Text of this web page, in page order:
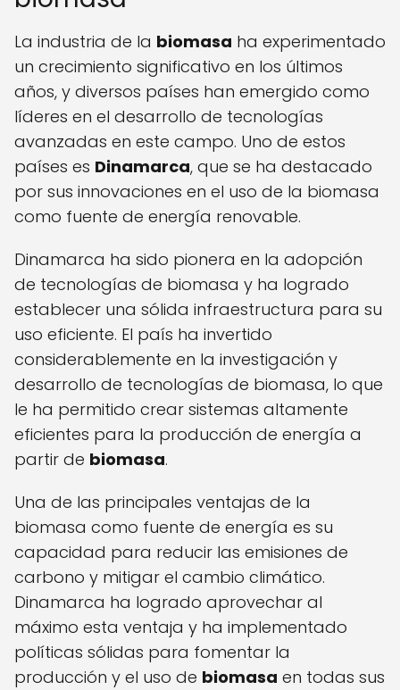
La industria de la biomasa ha experimentado
un crecimiento significativo en los últimos
años, y diversos países han emergido como
líderes en el desarrollo de tecnologías
avanzadas en este campo. Uno de estos
países es Dinamarca, que se ha destacado
por sus innovaciones en el uso de la biomasa
como fuente de energía renovable.
Dinamarca ha sido pionera en la adopción
de tecnologías de biomasa y ha logrado
establecer una sólida infraestructura para su
uso eficiente. El país ha invertido
considerablemente en la investigación y
desarrollo de tecnologías de biomasa, lo que
le ha permitido crear sistemas altamente
eficientes para la producción de energía a
partir de biomasa.
Una de las principales ventajas de la
biomasa como fuente de energía es su
capacidad para reducir las emisiones de
carbono y mitigar el cambio climático.
Dinamarca ha logrado aprovechar al
máximo esta ventaja y ha implementado
políticas sólidas para fomentar la
producción y el uso de biomasa en todas sus